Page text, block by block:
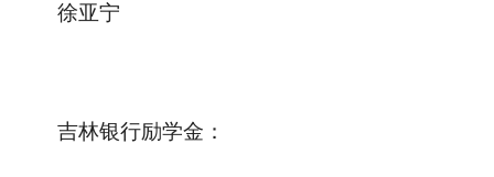
徐亚宁
吉林银行励学金：